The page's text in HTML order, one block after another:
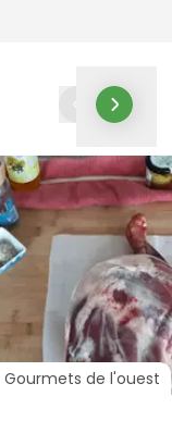
Gourmets de l'ouest